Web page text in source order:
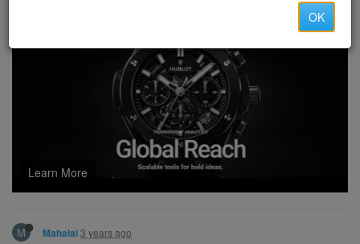
Learn More
M Mahalai3 years ago
OK